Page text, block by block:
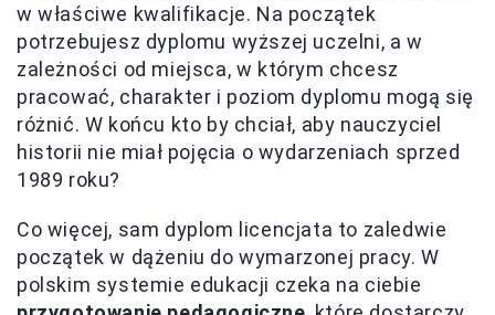
w właściwe kwalifikacje. Na początek
potrzebujesz dyplomu wyższej uczelni, a w
zależności od miejsca, w którym chcesz
pracować, charakter i poziom dyplomu mogą się
różnić. W końcu kto by chciał, aby nauczyciel
historii nie miał pojęcia o wydarzeniach sprzed
1989 roku?
Co więcej, sam dyplom licencjata to zaledwie
początek w dążeniu do wymarzonej pracy. W
polskim systemie edukacji czeka na ciebie